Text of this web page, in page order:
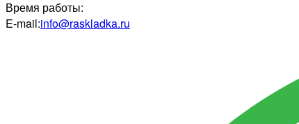
Время работы:
E-mail:info@raskladka.ru